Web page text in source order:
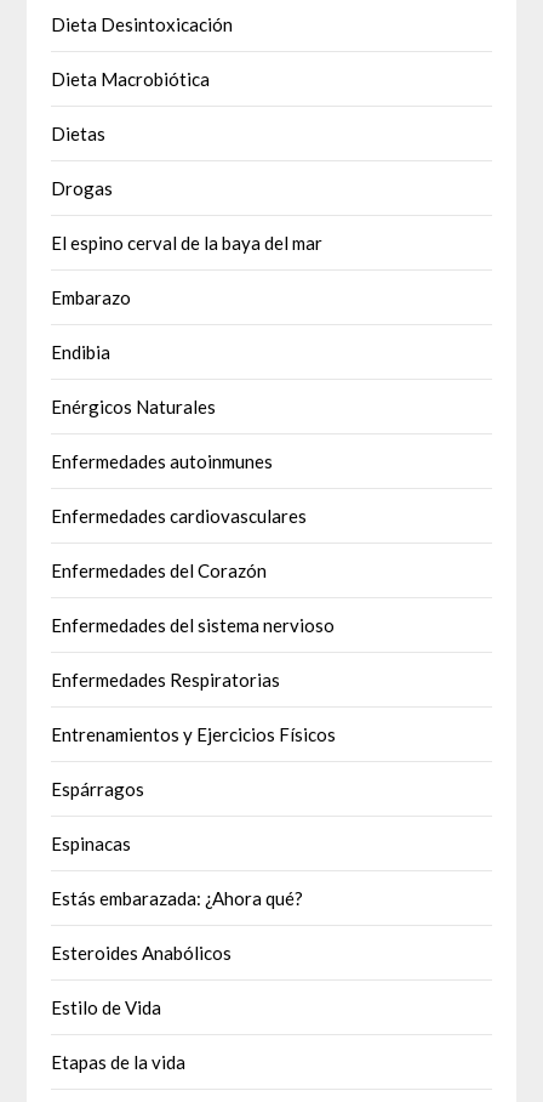
Dieta Desintoxicación
Dieta Macrobiótica
Dietas
Drogas
El espino cerval de la baya del mar
Embarazo
Endibia
Enérgicos Naturales
Enfermedades autoinmunes
Enfermedades cardiovasculares
Enfermedades del Corazón
Enfermedades del sistema nervioso
Enfermedades Respiratorias
Entrenamientos y Ejercicios Físicos
Espárragos
Espinacas
Estás embarazada: ¿Ahora qué?
Esteroides Anabólicos
Estilo de Vida
Etapas de la vida